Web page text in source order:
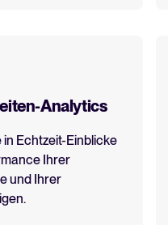
Analytics
in Echtzeit-Einblicke
Ihrer
und Ihrer